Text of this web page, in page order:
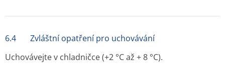
6.4 Zvláštní opatření pro uchovávání
Uchovávejte v chladničce (+2 °C až + 8 °C).